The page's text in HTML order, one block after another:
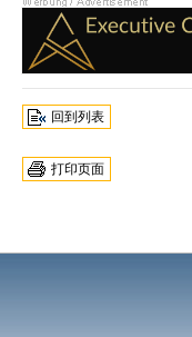
回到列表
打印页面